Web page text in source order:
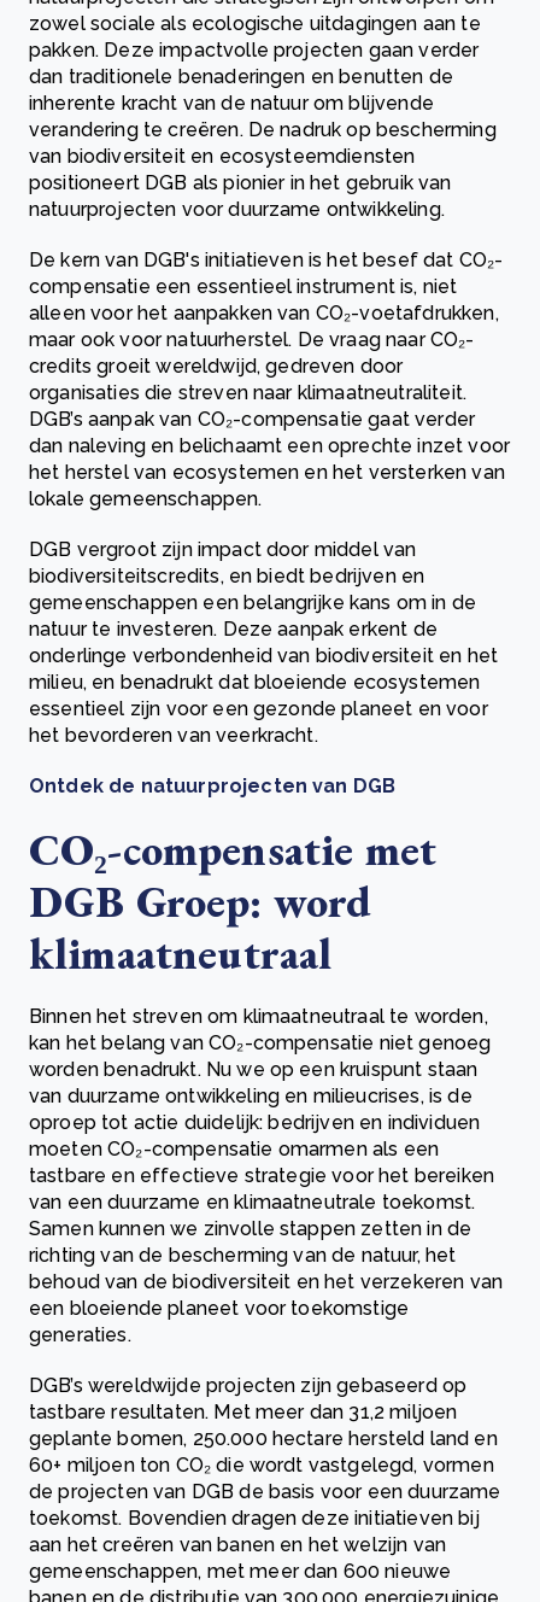
zowel sociale als ecologische uitdagingen aan te
pakken. Deze impactvolle projecten gaan verder
dan traditionele benaderingen en benutten de
inherente kracht van de natuur om blijvende
verandering te creëren. De nadruk op bescherming
van biodiversiteit en ecosysteemdiensten
positioneert DGB als pionier in het gebruik van
natuurprojecten voor duurzame ontwikkeling.
De kern van DGB's initiatieven is het besef dat CO₂-
compensatie een essentieel instrument is, niet
alleen voor het aanpakken van CO₂-voetafdrukken,
maar ook voor natuurherstel. De vraag naar CO₂-
credits groeit wereldwijd, gedreven door
organisaties die streven naar klimaatneutraliteit.
DGB’s aanpak van CO₂-compensatie gaat verder
dan naleving en belichaamt een oprechte inzet voor
het herstel van ecosystemen en het versterken van
lokale gemeenschappen.
DGB vergroot zijn impact door middel van
biodiversiteitscredits, en biedt bedrijven en
gemeenschappen een belangrijke kans om in de
natuur te investeren. Deze aanpak erkent de
onderlinge verbondenheid van biodiversiteit en het
milieu, en benadrukt dat bloeiende ecosystemen
essentieel zijn voor een gezonde planeet en voor
het bevorderen van veerkracht.
Ontdek de natuurprojecten van DGB
CO₂-compensatie met
DGB Groep: word
klimaatneutraal
Binnen het streven om klimaatneutraal te worden,
kan het belang van CO₂-compensatie niet genoeg
worden benadrukt. Nu we op een kruispunt staan
van duurzame ontwikkeling en milieucrises, is de
oproep tot actie duidelijk: bedrijven en individuen
moeten CO₂-compensatie omarmen als een
tastbare en effectieve strategie voor het bereiken
van een duurzame en klimaatneutrale toekomst.
Samen kunnen we zinvolle stappen zetten in de
richting van de bescherming van de natuur, het
behoud van de biodiversiteit en het verzekeren van
een bloeiende planeet voor toekomstige
generaties.
DGB’s wereldwijde projecten zijn gebaseerd op
tastbare resultaten. Met meer dan 31,2 miljoen
geplante bomen, 250.000 hectare hersteld land en
60+ miljoen ton CO₂ die wordt vastgelegd, vormen
de projecten van DGB de basis voor een duurzame
toekomst. Bovendien dragen deze initiatieven bij
aan het creëren van banen en het welzijn van
gemeenschappen, met meer dan 600 nieuwe